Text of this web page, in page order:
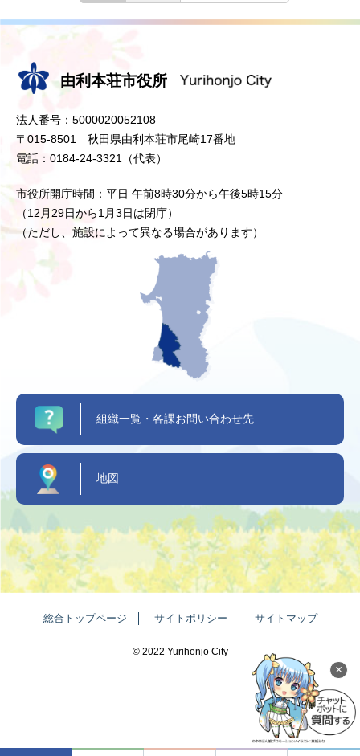
×
由利本荘市役所
法人番号：5000020052108
〒015-8501 秋田県由利本荘市尾崎17番地
電話：0184-24-3321（代表）
市役所開庁時間：平日 午前8時30分から午後5時15分
（12月29日から1月3日は閉庁）
（ただし、施設によって異なる場合があります）
組織一覧・各課お問い合わせ先
地図
総合トップページ サイトポリシー サイトマップ
©️ 2022 Yurihonjo City